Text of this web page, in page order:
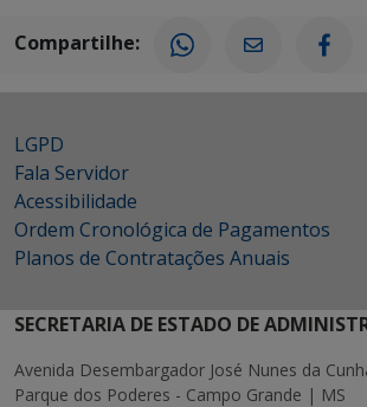
Compartilhe:
LGPD
Fala Servidor
Acessibilidade
Ordem Cronológica de Pagamentos
Planos de Contratações Anuais
SECRETARIA DE ESTADO DE
Avenida Desembargador José Nunes da
Parque dos Poderes - Campo Grande | MS